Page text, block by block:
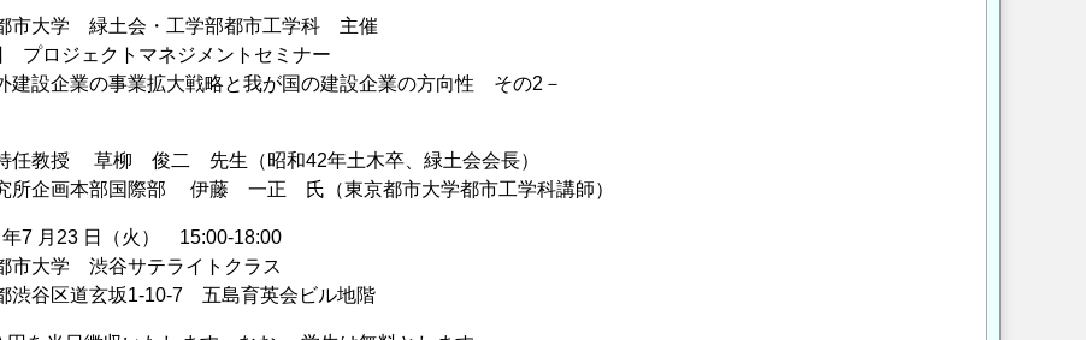
市大学 緑土会・工学部都市工学科 主催
プロジェクトマネジメントセミナー
建設企業の事業拡大戦略と我が国の建設企業の方向性 その2－
任教授 草柳 俊二 先生（昭和42年土木卒、緑土会会長）
所企画本部国際部 伊藤 一正 氏（東京都市大学都市工学科講師）
7 月23 日（火） 15:00-18:00
市大学 渋谷サテライトクラス
道玄坂1-10-7 五島育英会ビル地階